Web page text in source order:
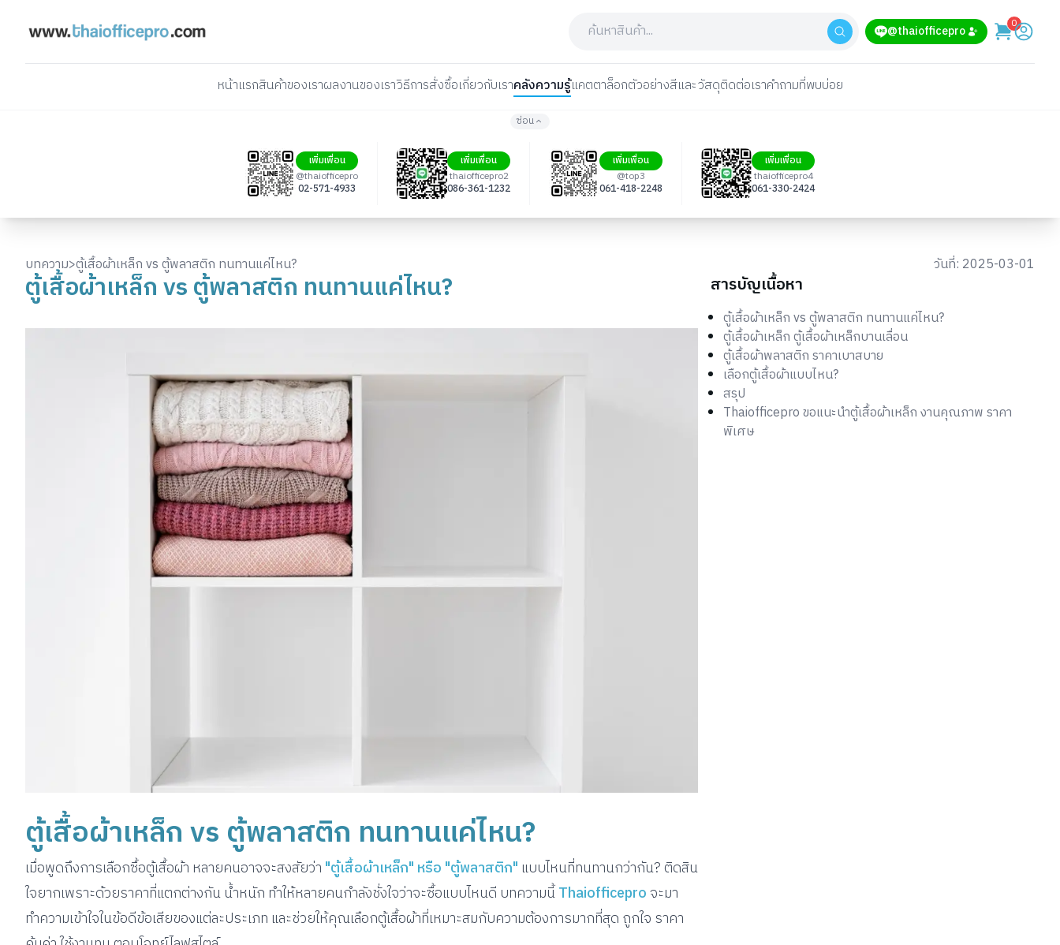
@thaiofficepro 0
หน้าแรกสินค้าของเราผลงานของเราวิธีการสั่งซื้อเกี่ยวกับเราคลังความรู้แคตตาล็อกตัวอย่างสีและวัสดุติดต่อเราคำถามที่พบบ่อย
ซ่อน
เพิ่มเพื่อน
@thaiofficepro
02-571-4933
เพิ่มเพื่อน
thaiofficepro2
086-361-1232
เพิ่มเพื่อน
@top3
061-418-2248
เพิ่มเพื่อน
thaiofficepro4
061-330-2424
บทความ>ตู้เสื้อผ้าเหล็ก vs ตู้พลาสติก ทนทานแค่ไหน? วันที่: 2025-03-01
ตู้เสื้อผ้าเหล็ก vs ตู้พลาสติก ทนทานแค่ไหน?
ตู้เสื้อผ้าเหล็ก vs ตู้พลาสติก ทนทานแค่ไหน?
เมื่อพูดถึงการเลือกซื้อตู้เสื้อผ้า หลายคนอาจจะสงสัยว่า "ตู้เสื้อผ้าเหล็ก" หรือ "ตู้พลาสติก" แบบไหนที่ทนทานกว่ากัน? ติดสิน
ใจยากเพราะด้วยราคาที่แตกต่างกัน น้ำหนัก ทำให้หลายคนกำลังชั่งใจว่าจะซื้อแบบไหนดี บทความนี้Thaiofficeproจะมา
ทำความเข้าใจในข้อดีข้อเสียของแต่ละประเภท และช่วยให้คุณเลือกตู้เสื้อผ้าที่เหมาะสมกับความต้องการมากที่สุด ถูกใจ ราคา
สารบัญเนื้อหา
ตู้เสื้อผ้าเหล็ก vs ตู้พลาสติก ทนทานแค่ไหน?
ตู้เสื้อผ้าเหล็ก ตู้เสื้อผ้าเหล็กบานเลื่อน
ตู้เสื้อผ้าพลาสติก ราคาเบาสบาย
เลือกตู้เสื้อผ้าแบบไหน?
สรุป
Thaiofficepro ขอแนะนำตู้เสื้อผ้าเหล็ก งานคุณภาพ ราคา
พิเศษ